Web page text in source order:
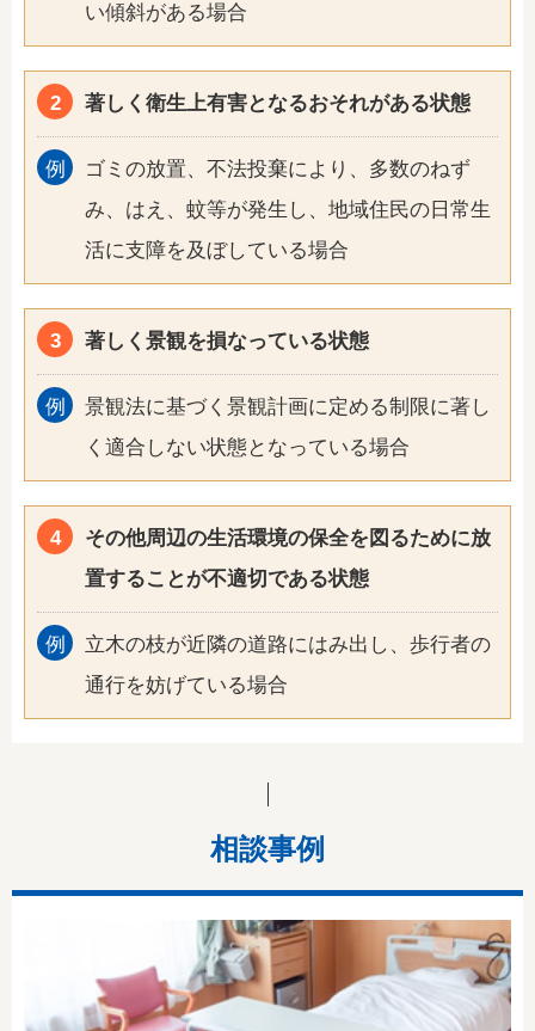
い傾斜がある場合
著しく衛生上有害となるおそれがある状態
ゴミの放置、不法投棄により、多数のねず
み、はえ、蚊等が発生し、地域住民の日常生
活に支障を及ぼしている場合
著しく景観を損なっている状態
景観法に基づく景観計画に定める制限に著し
く適合しない状態となっている場合
その他周辺の生活環境の保全を図るために放
置することが不適切である状態
立木の枝が近隣の道路にはみ出し、歩行者の
通行を妨げている場合
相談事例